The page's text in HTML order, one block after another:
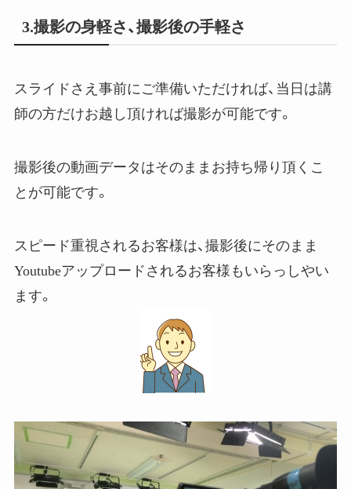
3.撮影の身軽さ、撮影後の手軽さ
スライドさえ事前にご準備いただければ、当日は講
師の方だけお越し頂ければ撮影が可能です。
撮影後の動画データはそのままお持ち帰り頂くこ
とが可能です。
スピード重視されるお客様は、撮影後にそのまま
Youtubeアップロードされるお客様もいらっしやい
ます。